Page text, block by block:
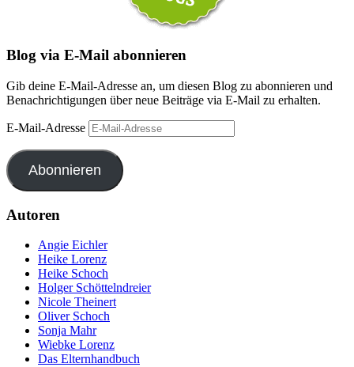
Blog via E-Mail abonnieren
Gib deine E-Mail-Adresse an, um diesen Blog zu abonnieren und
Benachrichtigungen über neue Beiträge via E-Mail zu erhalten.
E-Mail-Adresse
Abonnieren
Autoren
Angie Eichler
Heike Lorenz
Heike Schoch
Holger Schöttelndreier
Nicole Theinert
Oliver Schoch
Sonja Mahr
Wiebke Lorenz
Das Elternhandbuch